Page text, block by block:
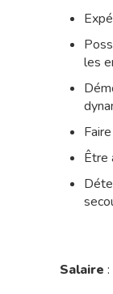
les
Être
Salaire